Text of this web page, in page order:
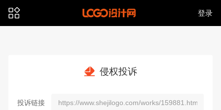
登录
侵权投诉
投诉链接